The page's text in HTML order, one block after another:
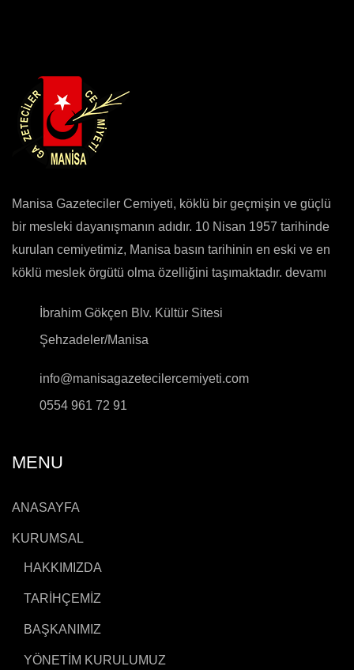
Manisa Gazeteciler Cemiyeti, köklü bir geçmişin ve güçlü
bir mesleki dayanışmanın adıdır. 10 Nisan 1957 tarihinde
kurulan cemiyetimiz, Manisa basın tarihinin en eski ve en
köklü meslek örgütü olma özelliğini taşımaktadır. devamı
İbrahim Gökçen Blv. Kültür Sitesi
Şehzadeler/Manisa
info@manisagazetecilercemiyeti.com
0554 961 72 91
MENU
ANASAYFA
KURUMSAL
HAKKIMIZDA
TARİHÇEMİZ
BAŞKANIMIZ
YÖNETİM KURULUMUZ